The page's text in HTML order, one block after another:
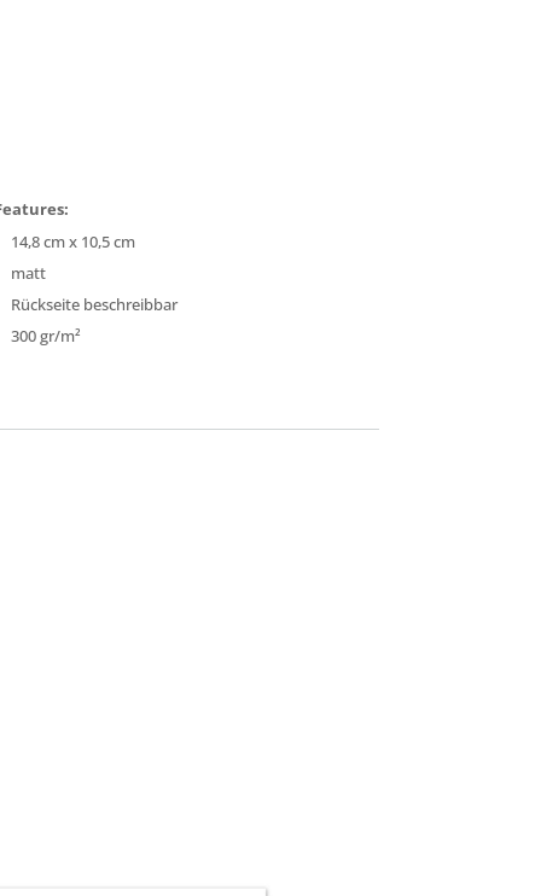
14,8 cm x 10,5 cm
matt
Rückseite beschreibbar
300 gr/m²